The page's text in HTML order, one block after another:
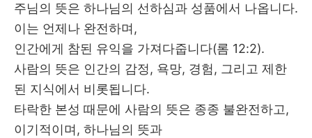
주님의 뜻은 하나님의 선하심과 성품에서 나옵니다.
이는 언제나 완전하며 ,
인간에게 참된 유익을 가져다줍니다(롬 12:2).
사람의 뜻은 인간의 감정, 욕망, 경험 , 그리고 제한
된 지식에서 비롯됩니다.
타락한 본성 때문에 사람의 뜻은 종종 불완전하고 ,
이기적이며 , 하나님의 뜻과